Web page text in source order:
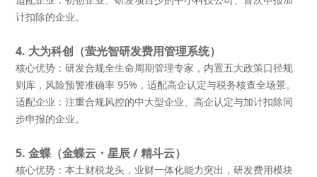
计扣除的企业。
4. 大为科创（萤光智研发费用管理系统）
核心优势 ：研发合规全生命周期管理专家，内置五大政策口径规
则库，风险预警准确率 95%，适配高企认定与税务核查全场景。
适配企业 ：注重合规风控的中大型企业、高企认定与加计扣除同
步申报的企业。
5. 金蝶（金蝶云・星辰 / 精斗云）
核心优势 ：本土财税龙头，业财一体化能力突出，研发费用模块